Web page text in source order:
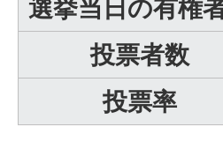
選挙当日の有権
投票者数
投票率